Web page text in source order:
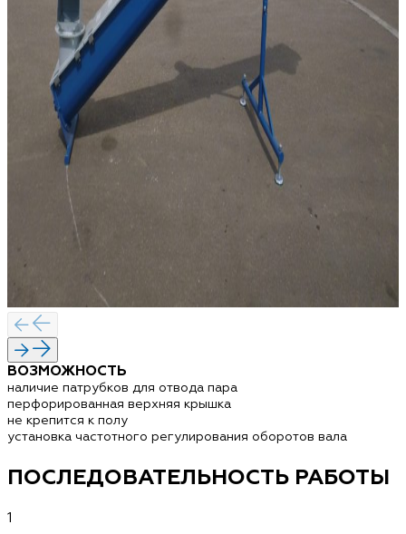
ВОЗМОЖНОСТЬ
наличие патрубков для отвода пара
перфорированная верхняя крышка
не крепится к полу
установка частотного регулирования оборотов вала
ПОСЛЕДОВАТЕЛЬНОСТЬ РАБОТЫ
1